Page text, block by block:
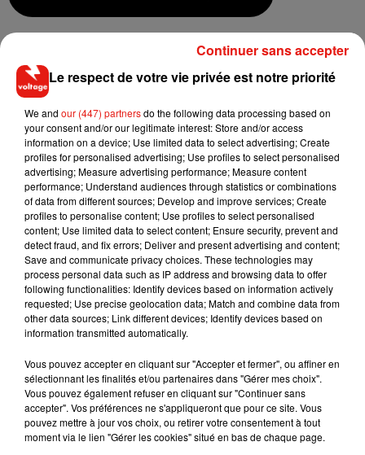
Musique
7 août 2026
Angèle et Amélie Lens dévoilent leur
collaboration tant attendue
6 août 2026
Il y a 10 ans, DJ Snake changeait de
dimension avec son premier...
3 août 2026
Fred again.. et Latin Mafia dévoilent enfin
leur mixtape créée en...
Le respect de votre vie privée est notre priorité
We and our (447) partnersdo the following data processing based on
your consent and/or our legitimate interest: Store and/or access
information on a device; Use limited data to select advertising; Create
profiles for personalised advertising; Use profiles to select personalised
advertising; Measure advertising performance; Measure content
performance; Understand audiences through statistics or combinations
of data from different sources; Develop and improve services; Create
profiles to personalise content; Use profiles to select personalised
content; Use limited data to select content; Ensure security, prevent and
detect fraud, and fix errors; Deliver and present advertising and content;
Save and communicate privacy choices. These technologies may
process personal data such as IP address and browsing data to offer
following functionalities: Identify devices based on information actively
requested; Use precise geolocation data; Match and combine data from
other data sources; Link different devices; Identify devices based on
information transmitted automatically.
Vous pouvez accepter en cliquant sur "Accepter et fermer", ou affiner en
sélectionnant les finalités et/ou partenaires dans "Gérer mes choix".
Vous pouvez également refuser en cliquant sur "Continuer sans
accepter". Vos préférences ne s'appliqueront que pour ce site. Vous
pouvez mettre à jour vos choix, ou retirer votre consentement à tout
moment via le lien "Gérer les cookies" situé en bas de chaque page.
Continuer sans accepter